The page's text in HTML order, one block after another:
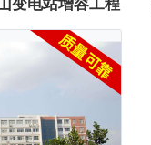
变电站增容工程